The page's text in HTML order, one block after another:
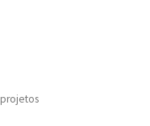
projetos